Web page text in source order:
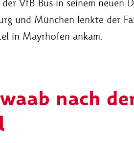
VfB Bus in seinem neuen
und München lenkte der
in Mayrhofen ankam.
nach